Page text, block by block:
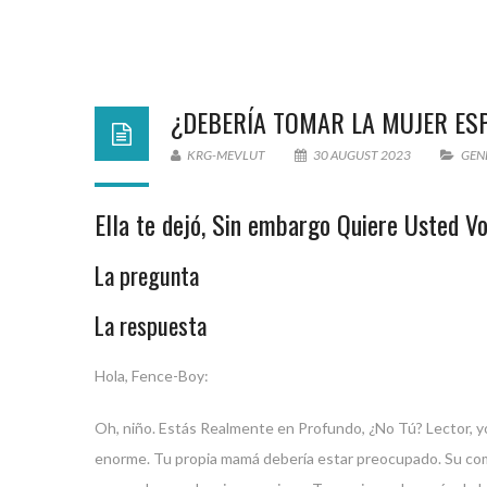
¿DEBERÍA TOMAR LA MUJER
KRG-MEVLUT 30 AUGUST 2023
Ella te dejó, Sin embargo Quiere Usted
La pregunta
La respuesta
Hola, Fence-Boy:
Oh, niño. Estás Realmente en Profundo, ¿No Tú?
enorme. Tu propia mamá debería estar preocupado. Su